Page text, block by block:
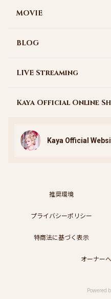
MOVIE
BLOG
LIVE Streaming
Kaya Official Online
Kaya Official
推奨環境
プライバシーポリシー
特商法に基づく表示
オーナー
Powered